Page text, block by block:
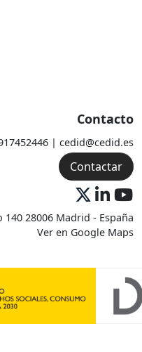
Contacto
| cedid@cedid.es
Contactar
140 28006 Madrid - España
Ver en Google Maps